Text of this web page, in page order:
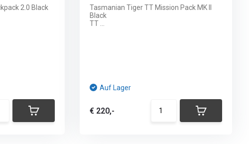
2.0 Black
Tasmanian Tiger TT Mission Pack MK II
Black
TT ...
Auf Lager
€ 220,-